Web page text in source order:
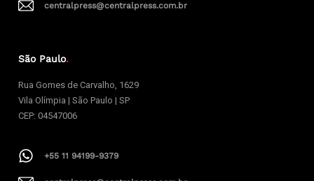
centralpress@centralpress.com.br
São Paulo.
Rua Gomes de Carvalho, 1629
Vila Olímpia | São Paulo | SP
CEP: 04547006
+55 11 94199-9379